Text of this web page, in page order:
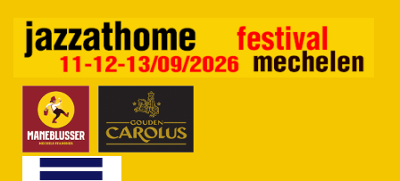
de